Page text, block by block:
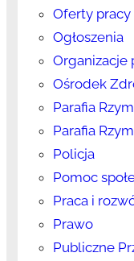
Oferty pracy
Ogłoszenia
Organizacje
Ośrodek
Parafia
Parafia
Policja
Pomoc
Praca i
Prawo
Publiczne